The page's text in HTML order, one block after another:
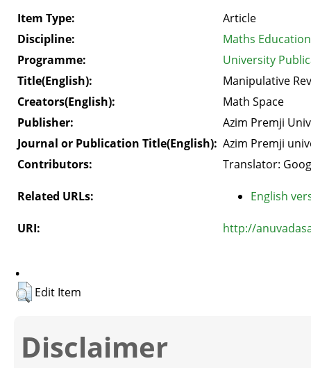
Item Type:
Article
Discipline:
Maths Education
Programme:
University
Title(English):
Manipulative
Creators(English):
Math Space
Publisher:
Azim Premji
Journal or Publication Title(English): Azim Premji
Contributors:
Translator:
Related URLs: English
URI: http://
.
Edit Item
Disclaimer